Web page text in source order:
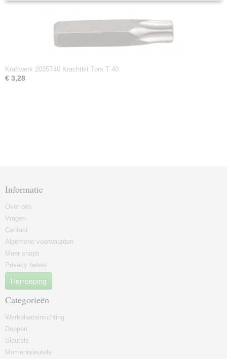
Kraftwerk 2035T40 Krachtbit Torx T 40
€ 3,28
Informatie
Over ons
Vragen
Contact
Algemene voorwaarden
Meer shops
Privacy beleid
Herroeping
Categorieën
Werkplaatsinrichting
Doppen
Sleutels
Momentsleutels